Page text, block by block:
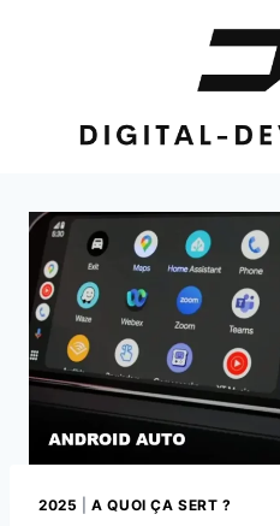
2025 |A QUOI ÇA SERT ?